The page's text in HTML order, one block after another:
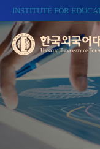
INSTITUTE FOR